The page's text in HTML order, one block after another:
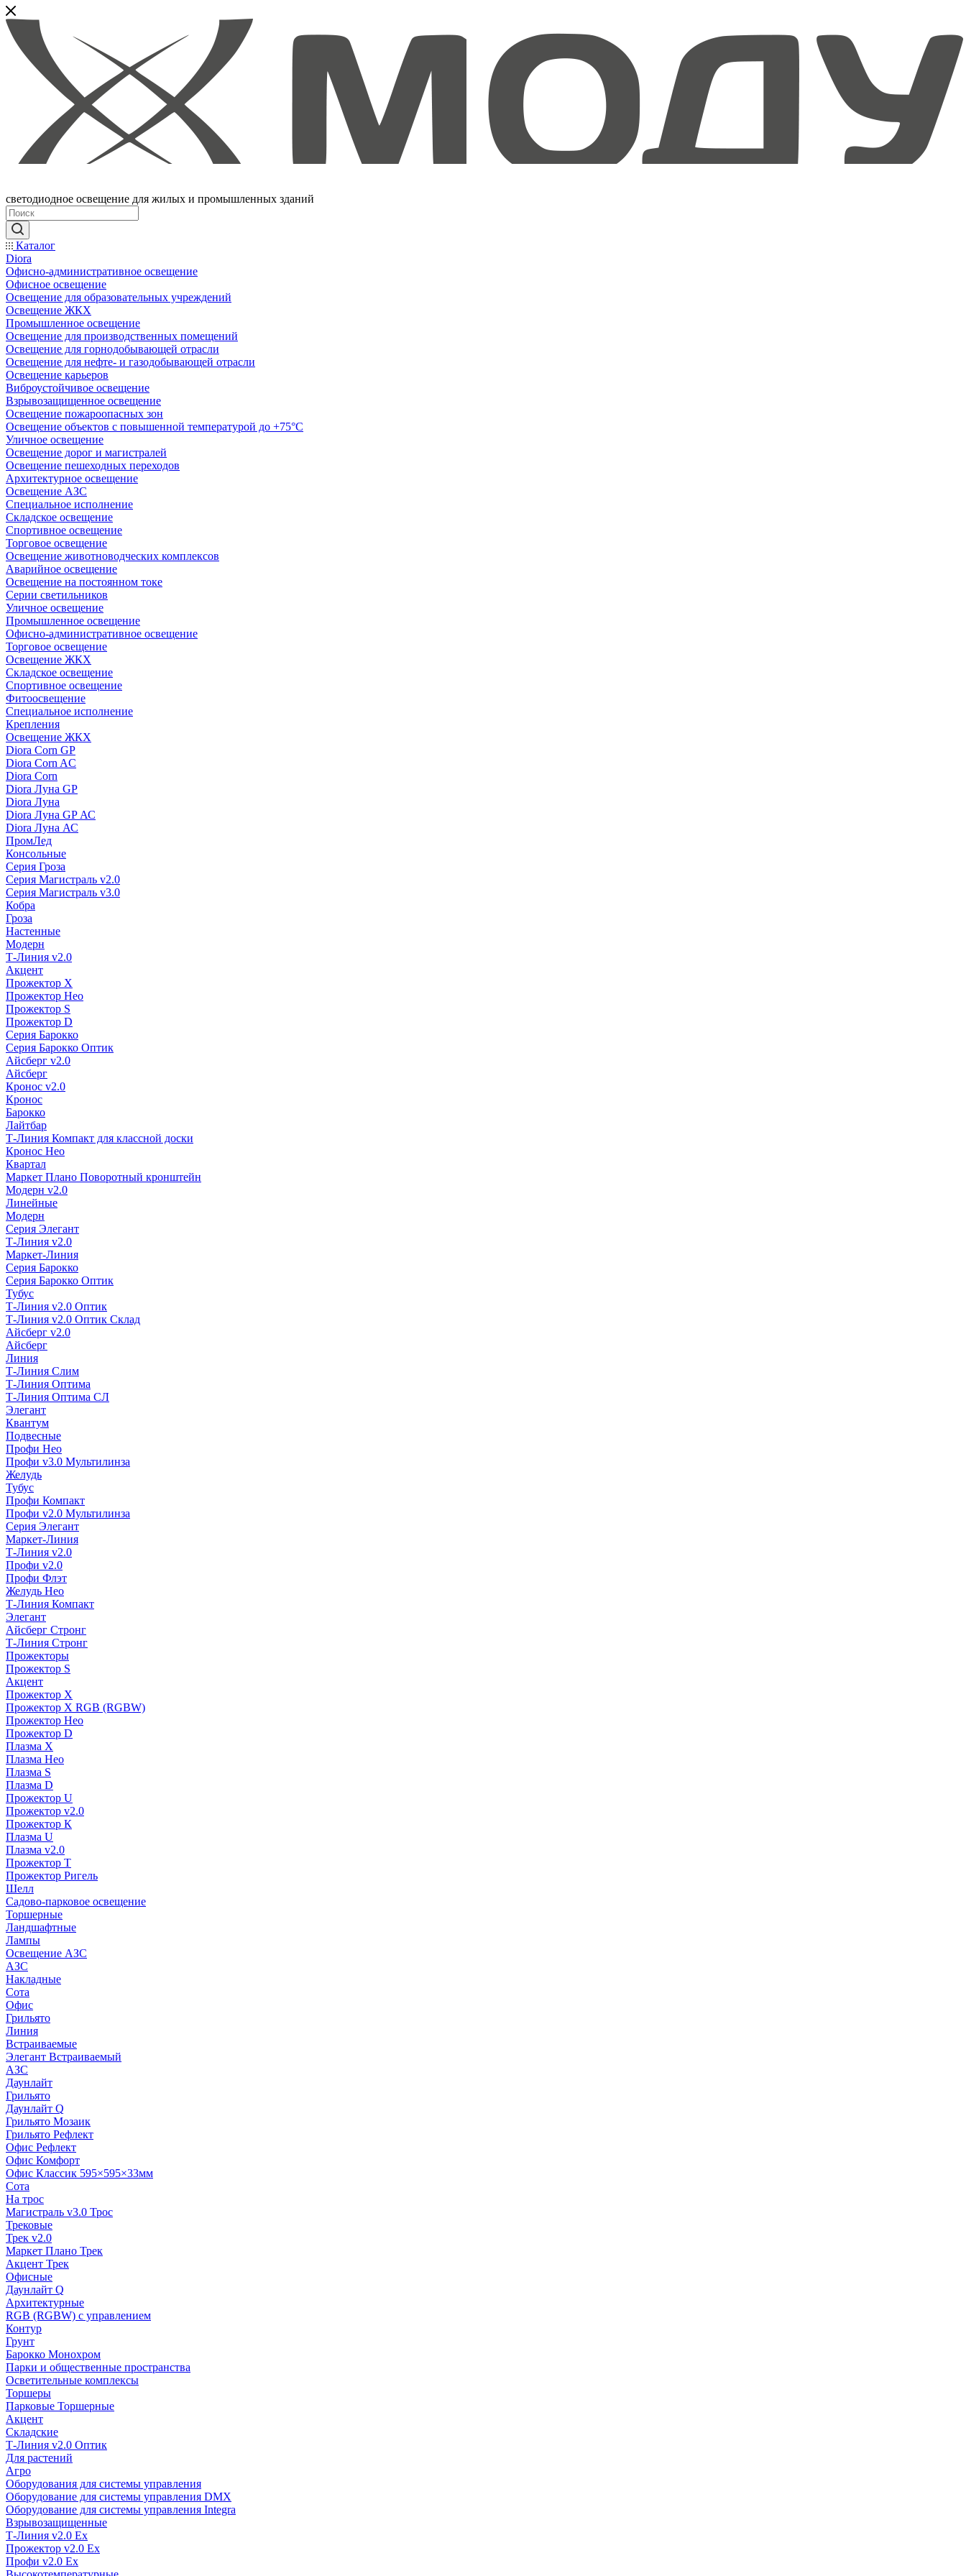
светодиодное освещение для жилых и промышленных зданий
Каталог
Diora
Офисно-административное освещение
Офисное освещение
Освещение для образовательных учреждений
Освещение ЖКХ
Промышленное освещение
Освещение для производственных помещений
Освещение для горнодобывающей отрасли
Освещение для нефте- и газодобывающей отрасли
Освещение карьеров
Виброустойчивое освещение
Взрывозащищенное освещение
Освещение пожароопасных зон
Освещение объектов с повышенной температурой до +75°C
Уличное освещение
Освещение дорог и магистралей
Освещение пешеходных переходов
Архитектурное освещение
Освещение АЗС
Специальное исполнение
Складское освещение
Спортивное освещение
Торговое освещение
Освещение животноводческих комплексов
Аварийное освещение
Освещение на постоянном токе
Серии светильников
Уличное освещение
Промышленное освещение
Офисно-административное освещение
Торговое освещение
Освещение ЖКХ
Складское освещение
Спортивное освещение
Фитоосвещение
Специальное исполнение
Крепления
Освещение ЖКХ
Diora Corn GP
Diora Corn AC
Diora Corn
Diora Луна GP
Diora Луна
Diora Луна GP АС
Diora Луна АС
ПромЛед
Консольные
Серия Гроза
Серия Магистраль v2.0
Серия Магистраль v3.0
Кобра
Гроза
Настенные
Модерн
Т-Линия v2.0
Акцент
Прожектор X
Прожектор Нео
Прожектор S
Прожектор D
Серия Барокко
Серия Барокко Оптик
Айсберг v2.0
Айсберг
Кронос v2.0
Кронос
Барокко
Лайтбар
Т-Линия Компакт для классной доски
Кронос Нео
Квартал
Маркет Плано Поворотный кронштейн
Модерн v2.0
Линейные
Модерн
Серия Элегант
Т-Линия v2.0
Маркет-Линия
Серия Барокко
Серия Барокко Оптик
Тубус
Т-Линия v2.0 Оптик
Т-Линия v2.0 Оптик Склад
Айсберг v2.0
Айсберг
Линия
Т-Линия Слим
Т-Линия Оптима
Т-Линия Оптима СЛ
Элегант
Квантум
Подвесные
Профи Нео
Профи v3.0 Мультилинза
Желудь
Тубус
Профи Компакт
Профи v2.0 Мультилинза
Серия Элегант
Маркет-Линия
Т-Линия v2.0
Профи v2.0
Профи Флэт
Желудь Нео
Т-Линия Компакт
Элегант
Айсберг Стронг
Т-Линия Стронг
Прожекторы
Прожектор S
Акцент
Прожектор X
Прожектор Х RGB (RGBW)
Прожектор Нео
Прожектор D
Плазма X
Плазма Нео
Плазма S
Плазма D
Прожектор U
Прожектор v2.0
Прожектор К
Плазма U
Плазма v2.0
Прожектор Т
Прожектор Ригель
Шелл
Садово-парковое освещение
Торшерные
Ландшафтные
Лампы
Освещение АЗС
АЗС
Накладные
Сота
Офис
Грильято
Линия
Встраиваемые
Элегант Встраиваемый
АЗС
Даунлайт
Грильято
Даунлайт Q
Грильято Мозаик
Грильято Рефлект
Офис Рефлект
Офис Комфорт
Офис Классик 595×595×33мм
Сота
На трос
Магистраль v3.0 Трос
Трековые
Трек v2.0
Маркет Плано Трек
Акцент Трек
Офисные
Даунлайт Q
Архитектурные
RGB (RGBW) с управлением
Контур
Грунт
Барокко Монохром
Парки и общественные пространства
Осветительные комплексы
Торшеры
Парковые Торшерные
Акцент
Складские
Т-Линия v2.0 Оптик
Для растений
Агро
Оборудования для системы управления
Оборудование для системы управления DMX
Оборудование для системы управления Integra
Взрывозащищенные
Т-Линия v2.0 Ex
Прожектор v2.0 Ex
Профи v2.0 Ex